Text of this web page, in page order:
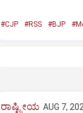
#CJP #RSS #BJP
ರಾಷ್ಟ್ರೀಯ AUG 7,